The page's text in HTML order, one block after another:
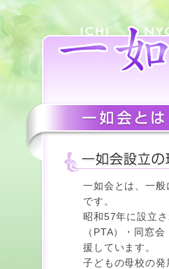
一如会とは、一
です。
昭和57年に設立
（PTA）・同窓
援しています。
子どもの母校の